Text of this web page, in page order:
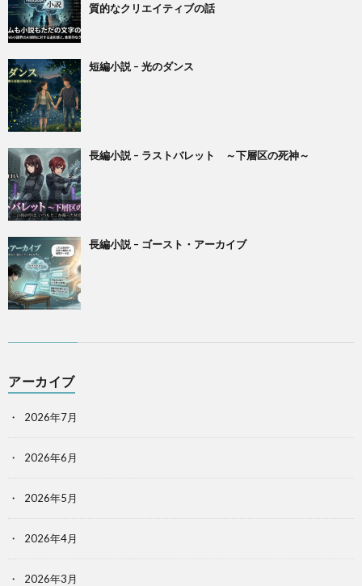
質的なクリエイティブの話
短編小説 – 光のダンス
長編小説 – ラストバレット ～下層区の死神～
長編小説 – ゴースト・アーカイブ
アーカイブ
2026年7月
2026年6月
2026年5月
2026年4月
2026年3月